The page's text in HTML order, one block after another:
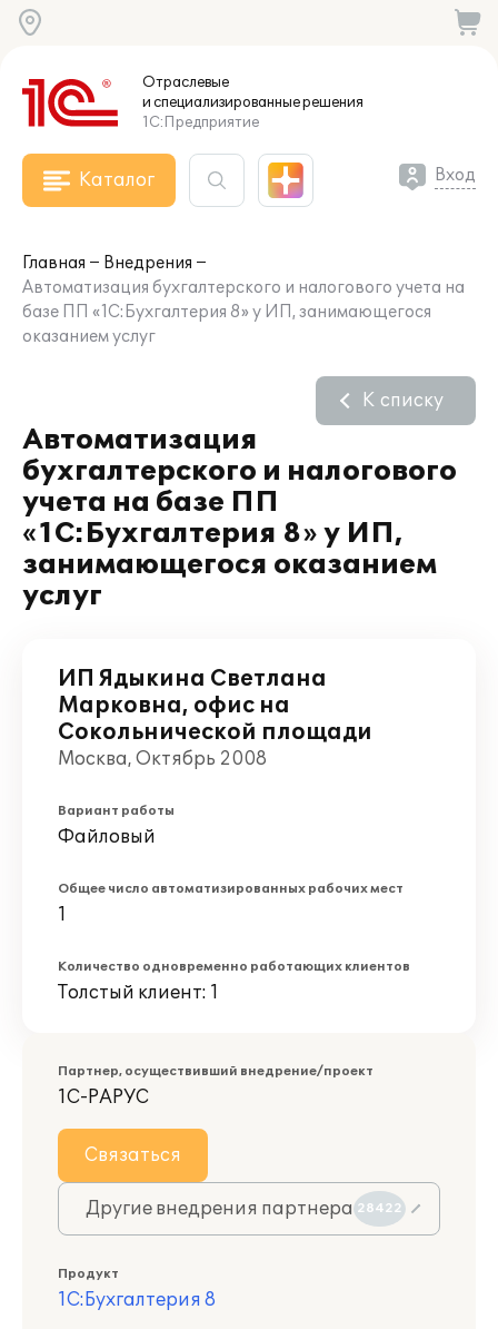
Отраслевые
и специализированныерешения
1С:Предприятие
Каталог Вход
Главная
Внедрения
Автоматизация бухгалтерского и налогового учета на
базе ПП «1С:Бухгалтерия 8» у ИП, занимающегося
оказанием услуг
Автоматизация
бухгалтерского и налогового
учета на базе ПП
«1С:Бухгалтерия 8» у ИП,
занимающегося оказанием
услуг
К списку
ИП Ядыкина Светлана
Марковна, офис на
Сокольнической площади
Москва, Октябрь 2008
Вариант работы
Файловый
Общее число автоматизированных рабочих мест
1
Количество одновременно работающих клиентов
Толстый клиент: 1
Партнер, осуществивший внедрение/проект
1С-РАРУС
Связаться
Другие внедрения партнера 28422
Продукт
1С:Бухгалтерия 8